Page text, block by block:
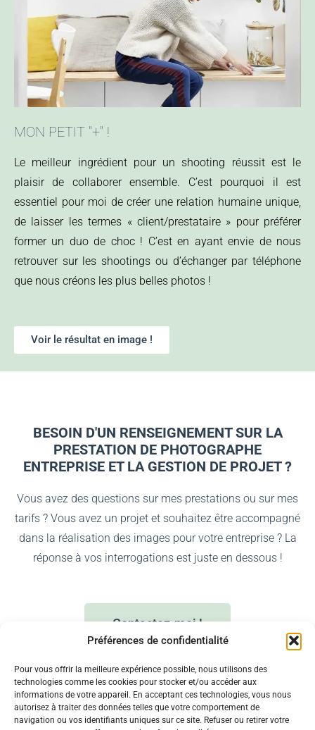
Préférences de confidentialité
Pour vous offrir la meilleure expérience possible, nous utilisons des
technologies comme les cookies pour stocker et/ou accéder aux
informations de votre appareil. En acceptant ces technologies, vous nous
autorisez à traiter des données telles que votre comportement de
navigation ou vos identifiants uniques sur ce site. Refuser ou retirer votre
MON PETIT "+" !
Le meilleur ingrédient pour un shooting réussit est le
plaisir de collaborer ensemble. C’est pourquoi il est
essentiel pour moi de créer une relation humaine unique,
de laisser les termes « client/prestataire » pour préférer
former un duo de choc ! C’est en ayant envie de nous
retrouver sur les shootings ou d’échanger par téléphone
que nous créons les plus belles photos !
Voir le résultat en image !
BESOIN D'UN RENSEIGNEMENT SUR LA
PRESTATION DE PHOTOGRAPHE
ENTREPRISE ET LA GESTION DE PROJET ?
Vous avez des questions sur mes prestations ou sur mes
tarifs ? Vous avez un projet et souhaitez être accompagné
dans la réalisation des images pour votre entreprise ? La
réponse à vos interrogations est juste en dessous !
Contactez-moi !